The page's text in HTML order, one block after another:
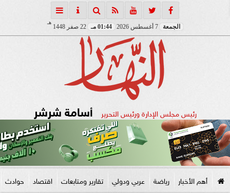
الجمعة 7 أغسطس 2026 01:44 مـ 22 صفر 1448
هـ
رئيس مجلس الإدارة ورئيس التحرير أسامة شرشر
أهم الأخبار رياضة عربي ودولي تقارير ومتابعات اقتصاد حوادث